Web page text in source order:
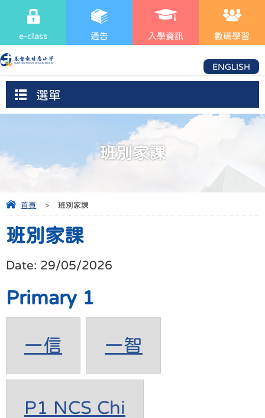
e-class 通告 入學資訊 數碼學習
ENGLISH
選單
班別家課
首頁 > 班別家課
班別家課
Date: 29/05/2026
Primary 1
一信 一智
P1 NCS Chi